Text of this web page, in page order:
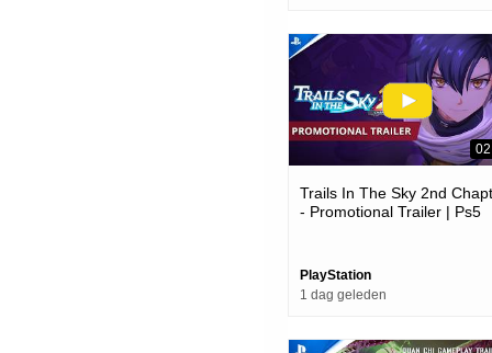
Trails In The Sky 2nd
- Promotional Trailer | Ps5
PlayStation
1 dag geleden